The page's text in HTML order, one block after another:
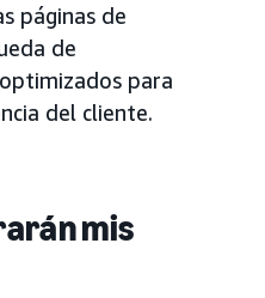
páginas de
de
para
del cliente.
mis